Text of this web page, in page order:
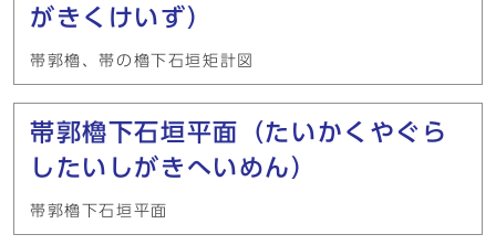
がきくけいず）
帯郭櫓、帯の櫓下石垣矩計図
帯郭櫓下石垣平面（たいかくやぐら
したいしがきへいめん）
帯郭櫓下石垣平面